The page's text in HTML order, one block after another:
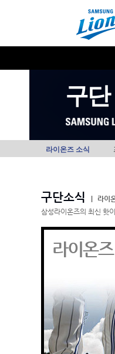
구단
라이온즈 소식
구단소식
라이
삼성라이온즈의 최신 핫
라이온